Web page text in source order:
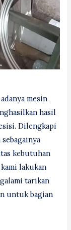
mesin
hasil
Dilengkapi
kebutuhan
lakukan
tarikan
untuk bagian